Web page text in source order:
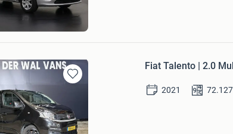
Bezoek website
Bewaren
Mijn
Favorieten
Fiat Talento | 2.0
2021 72.127